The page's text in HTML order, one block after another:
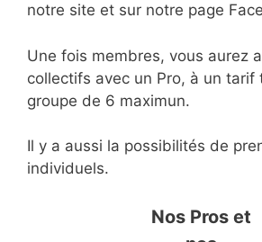
notre site et sur notre page
Une fois membres, vous aurez
collectifs avec un Pro, à un
groupe de 6 maximun.
Il y a aussi la possibilités de
individuels.
Nos Pros et